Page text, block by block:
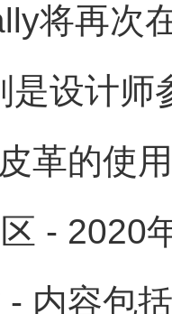
将再次
是设计师
革的使
- 2020
- 内容包